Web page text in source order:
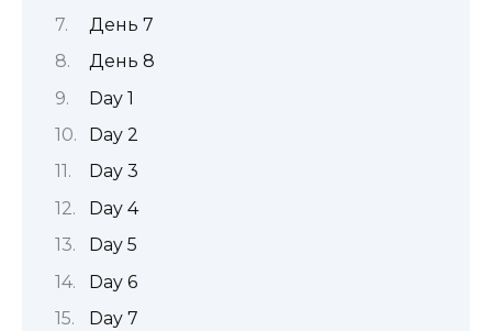
День 7
День 8
Day 1
Day 2
Day 3
Day 4
Day 5
Day 6
Day 7